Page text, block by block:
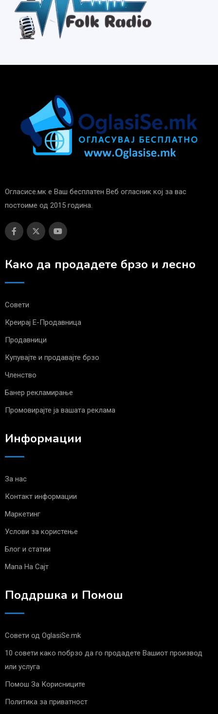
Огласисе.мк е Ваш бесплатен Веб огласник кој за вас
постоиме од 2015 година.
Како да продадете брзо и лесно
Совети
Креирај Е-Продавница
Продавници
Купувајте и продавајте брзо
Членство
Банер рекламирање
Промовирајте ја вашата реклама
Информации
За нас
Контакт информации
Маркетинг
Услови за користење
Блог и статии
Мапа На Сајт
Поддршка и Помош
Совети од OglasiSe.mk
10 совети како побрзо да го продадете Вашиот производ
или услуга
Помош За Корисниците
Политика за приватност